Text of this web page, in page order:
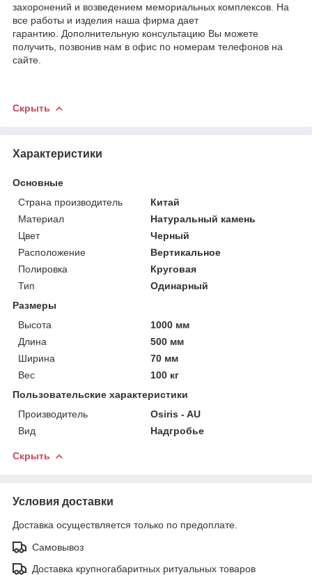
захоронений и возведением мемориальных комплексов. На
все работы и изделия наша фирма дает
гарантию. Дополнительную консультацию Вы можете
получить, позвонив нам в офис по номерам телефонов на
сайте.
Скрыть
Характеристики
Основные
Страна производитель
Китай
Материал
Натуральный камень
Цвет
Черный
Расположение
Вертикальное
Полировка
Круговая
Тип
Одинарный
Размеры
Высота
1000 мм
Длина
500 мм
Ширина
70 мм
Вес
100 кг
Пользовательские характеристики
Производитель
Osiris - AU
Вид
Надгробье
Скрыть
Условия доставки
Доставка осуществляется только по предоплате.
Самовывоз
Доставка крупногабаритных ритуальных товаров